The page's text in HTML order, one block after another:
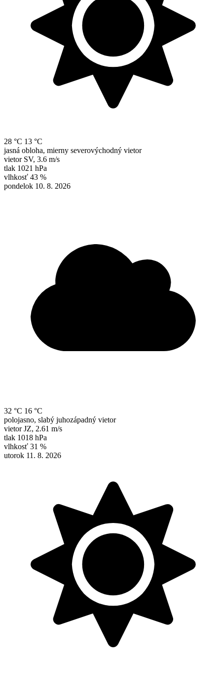
28 °C 13 °C
jasná obloha, mierny severovýchodný vietor
vietor SV, 3.6 m/s
tlak 1021 hPa
vlhkosť 43 %
pondelok 10. 8. 2026
32 °C 16 °C
polojasno, slabý juhozápadný vietor
vietor JZ, 2.61 m/s
tlak 1018 hPa
vlhkosť 31 %
utorok 11. 8. 2026